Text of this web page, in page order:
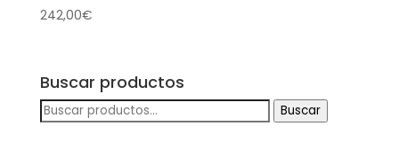
242,00€
Buscar productos
Buscar
Buscar